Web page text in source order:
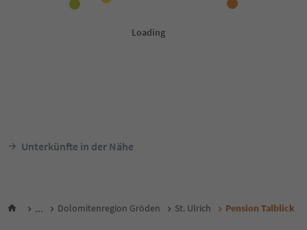
Unterkünfte in der Nähe
... Dolomitenregion Gröden St. Ulrich Pension Talblick